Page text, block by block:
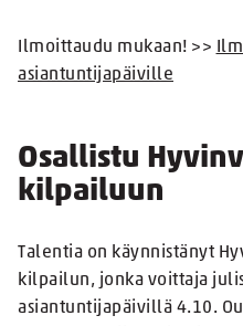
Ilmoittaudu mukaan! >>
asiantuntijapäiville
Osallistu
kilpailuun
Talentia on käynnistänyt
kilpailun, jonka voittaja
asiantuntijapäivillä 4.10.